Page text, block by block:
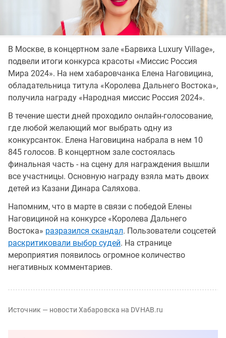
В Москве, в концертном зале «Барвиха Luxury Village»,
подвели итоги конкурса красоты «Миссис Россия
Мира 2024». На нем хабаровчанка Елена Наговицина,
обладательница титула «Королева Дальнего Востока»,
получила награду «Hapoдная миccиc Poccия 2024».
В течение шести дней проходило онлайн-голосование,
где любой желающий мог выбрать одну из
конкурсанток. Елена Наговицина набрала в нем 10
845 голосов. В концертном зале состоялась
финальная часть - на сцену для награждения вышли
все участницы. Основную награду взяла мать двоих
детей из Казани Динара Саляхова.
Напомним, что в марте в связи с победой Елены
Наговициной на конкурсе «Королева Дальнего
Востока» разразился скандал. Пользователи соцсетей
раскритиковали выбор судей. На странице
мероприятия появилось огромное количество
негативных комментариев.
Источник — новости Хабаровска на DVHAB.ru